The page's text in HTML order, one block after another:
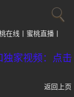
在线
蜜桃直播
家视频：点击
返回上页